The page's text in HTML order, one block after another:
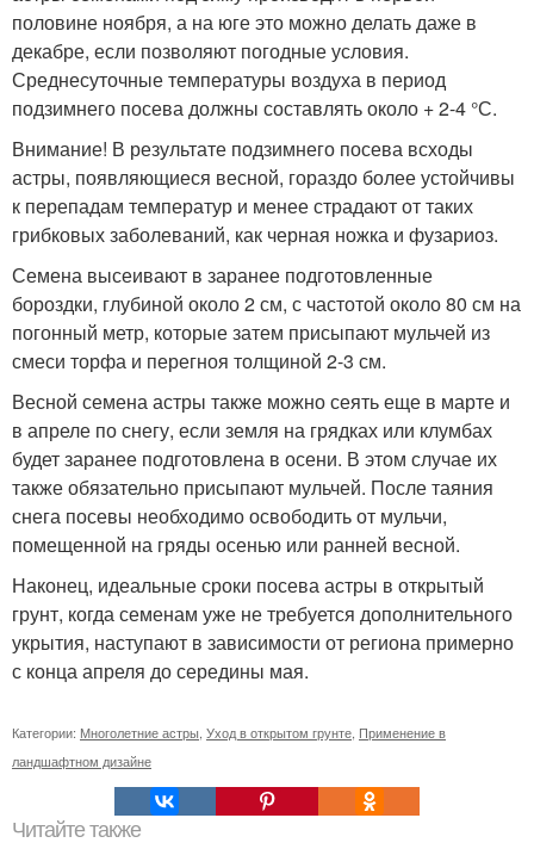
половине ноября, а на юге это можно делать даже в
декабре, если позволяют погодные условия.
Среднесуточные температуры воздуха в период
подзимнего посева должны составлять около + 2-4 °С.
Внимание! В результате подзимнего посева всходы
астры, появляющиеся весной, гораздо более устойчивы
к перепадам температур и менее страдают от таких
грибковых заболеваний, как черная ножка и фузариоз.
Семена высеивают в заранее подготовленные
бороздки, глубиной около 2 см, с частотой около 80 см на
погонный метр, которые затем присыпают мульчей из
смеси торфа и перегноя толщиной 2-3 см.
Весной семена астры также можно сеять еще в марте и
в апреле по снегу, если земля на грядках или клумбах
будет заранее подготовлена в осени. В этом случае их
также обязательно присыпают мульчей. После таяния
снега посевы необходимо освободить от мульчи,
помещенной на гряды осенью или ранней весной.
Наконец, идеальные сроки посева астры в открытый
грунт, когда семенам уже не требуется дополнительного
укрытия, наступают в зависимости от региона примерно
с конца апреля до середины мая.
Категории: Многолетние астры Уход в открытом грунте Применение в
ландшафтном дизайне
Читайте также